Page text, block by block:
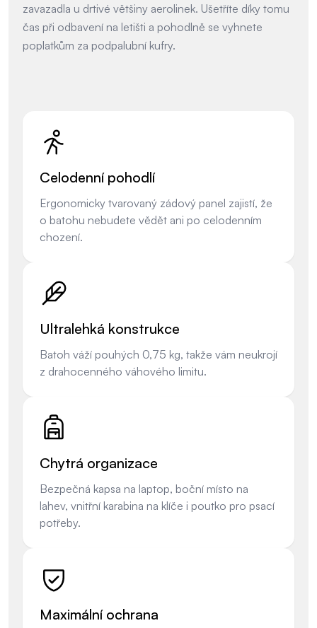
zavazadla u drtivé většiny aerolinek. Ušetříte díky tomu
čas při odbavení na letišti a pohodlně se vyhnete
poplatkům za podpalubní kufry.
Celodenní pohodlí
Ergonomicky tvarovaný zádový panel zajistí, že
o batohu nebudete vědět ani po celodenním
chození.
Ultralehká konstrukce
Batoh váží pouhých 0,75 kg, takže vám neukrojí
z drahocenného váhového limitu.
Chytrá organizace
Bezpečná kapsa na laptop, boční místo na
lahev, vnitřní karabina na klíče i poutko pro psací
potřeby.
Maximální ochrana